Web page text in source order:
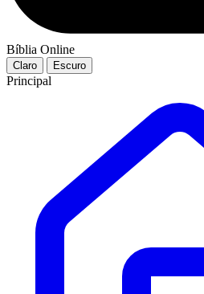
Bíblia Online
Claro Escuro
Principal